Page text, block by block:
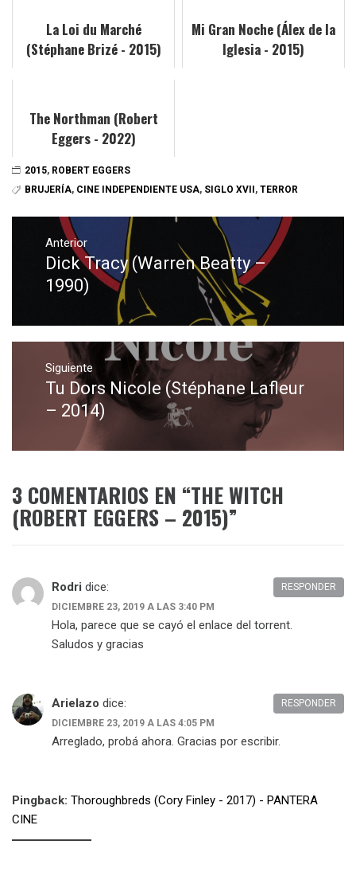
La Loi du Marché
(Stéphane Brizé - 2015)
Mi Gran Noche (Álex de la
Iglesia - 2015)
The Northman (Robert
Eggers - 2022)
2015, ROBERT EGGERS
BRUJERÍA, CINE INDEPENDIENTE USA, SIGLO XVII , TERROR
Navegación
entradas
Anterior
Entrada
anterior:
Dick Tracy (Warren Beatty –
1990)
Siguiente
Entrada
siguiente:
Tu Dors Nicole (Stéphane Lafleur
– 2014)
3 COMENTARIOS EN “THE WITCH
(ROBERT EGGERS – 2015)”
Rodri dice:
DICIEMBRE 23, 2019 A LAS 3:40 PM
Hola, parece que se cayó el enlace del torrent.
Saludos y gracias
RESPONDER
Arielazo dice:
DICIEMBRE 23, 2019 A LAS 4:05 PM
Arreglado, probá ahora. Gracias por escribir.
RESPONDER
Pingback: Thoroughbreds (Cory Finley - 2017) - PANTERA
CINE